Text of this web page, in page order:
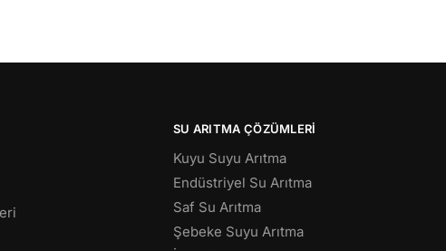
SU ARITMA ÇÖZÜMLERI
Kuyu Suyu Arıtma
Endüstriyel Su Arıtma
Saf Su Arıtma
Şebeke Suyu Arıtma